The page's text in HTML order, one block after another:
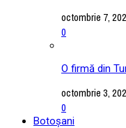
octombrie 7,
0
O firmă din
octombrie 3,
0
Botoșani